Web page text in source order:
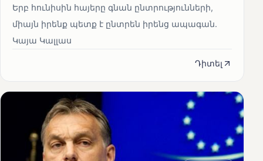
Երբ հունիսին հայերը գնան ընտրությունների,
միայն իրենք պետք է ընտրեն իրենց ապագան.
Կայա Կալլաս
Դիտել